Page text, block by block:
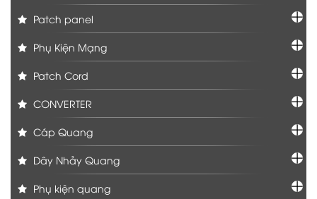
Patch panel
Phụ Kiện Mạng
Patch Cord
CONVERTER
Cáp Quang
Dây Nhảy Quang
Phụ kiện quang